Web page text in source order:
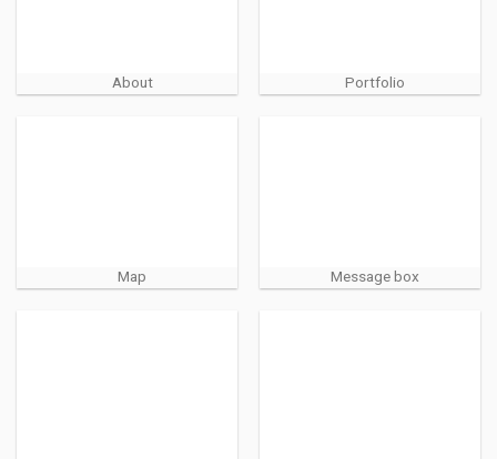
About Portfolio
Map Message box